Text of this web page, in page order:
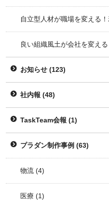
自立型人材が職場を変える
良い組織風土が会社を変え
お知らせ (123)
社内報 (48)
TaskTeam会報 (1)
プラダン制作事例 (63)
物流 (4)
医療 (1)